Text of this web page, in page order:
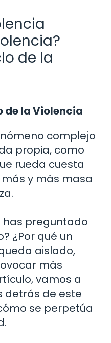
de la
de la Violencia
complejo
propia, como
rueda cuesta
y más masa
has preguntado
¿Por qué un
aislado,
más
vamos a
detrás de este
se perpetúa